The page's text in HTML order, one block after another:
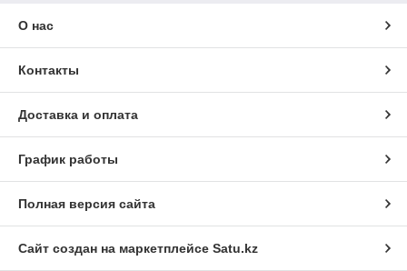
О нас
Контакты
Доставка и оплата
График работы
Полная версия сайта
Сайт создан на маркетплейсе Satu.kz